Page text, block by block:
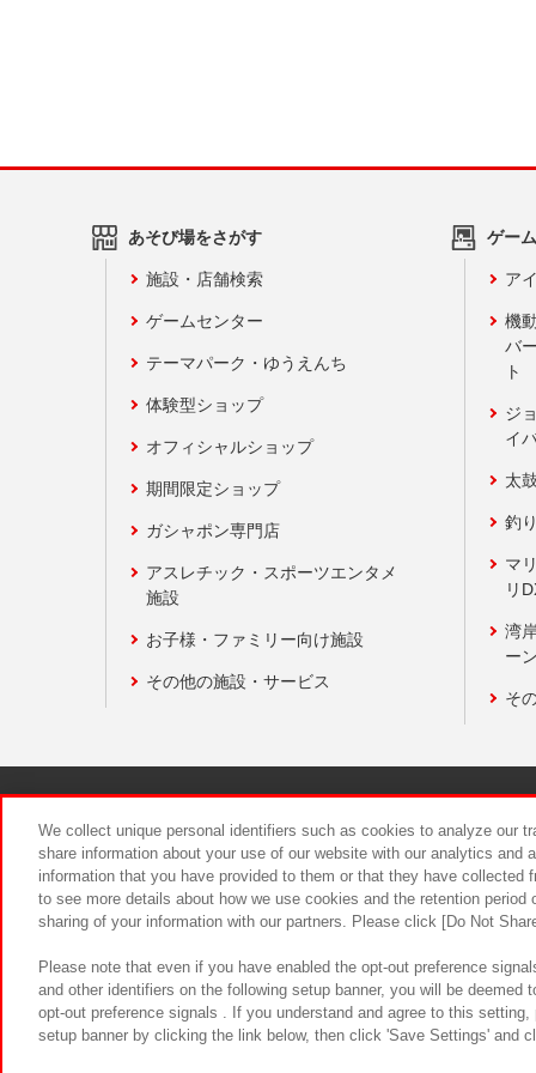
あそび場をさがす
施設・店舗検索
ゲームセンター
テーマパーク・ゆうえんち
体験型ショップ
オフィシャルショップ
期間限定ショップ
ガシャポン専門店
アスレチック・スポーツエンタメ
施設
お子様・ファミリー向け施設
その他の施設・サービス
ゲー
ア
機
バ
ト
ジ
イ
太
釣
マ
リ
湾
ー
そ
食品のご
We collect unique personal identifiers such as cookies to analyze our
share information about your use of our website with our analytics and
information that you have provided to them or that they have
to see more details about how we use cookies and the retention
sharing of your information with our partners. Please click [Do Not
Please note that even if you have enabled the opt-out preference
and other identifiers on the following setup banner, you will be
opt-out preference signals . If you understand and agree to this
setup banner by clicking the link below, then click 'Save Settings' and